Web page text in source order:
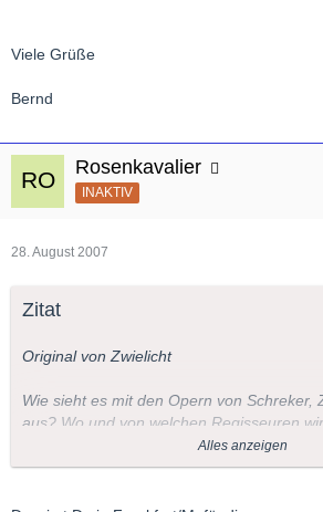
Viele Grüße
Bernd
Rosenkavalier
INAKTIV
28. August 2007
Zitat
Original von Zwielicht
Wie sieht es mit den Opern von Schreker,
aus? Wo und von welchen Regisseuren
Saison "Ariane et Barbe Bleue" von Dukas
gebracht? Usw. usw.
Alles anzeigen